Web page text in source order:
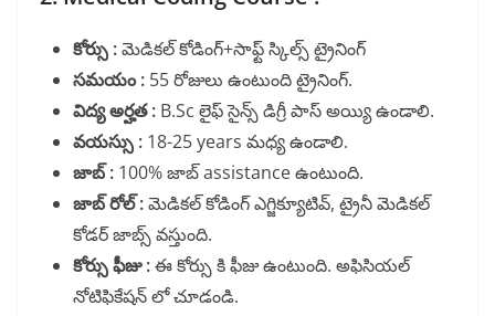
కోర్సు :మెడికల్ కోడింగ్+సాఫ్ట్ స్కిల్స్ ట్రైనింగ్
సమయం : 55 రోజులు ఉంటుంది ట్రైనింగ్.
విద్య అర్హత : B.Sc లైఫ్ సైన్స్ డిగ్రీ పాస్ అయ్యి ఉండాలి.
వయస్సు : 18-25 years మధ్య ఉండాలి.
జాబ్ : 100% జాబ్ assistance ఉంటుంది.
జాబ్ రోల్ :మెడికల్ కోడింగ్ ఎగ్జిక్యూటివ్, ట్రైనీ మెడికల్
కోడర్ జాబ్స్ వస్తుంది.
కోర్సు ఫీజు :ఈ కోర్సు కి ఫీజు ఉంటుంది. అఫిసియల్
నోటిఫికేషన్ లో చూడండి.